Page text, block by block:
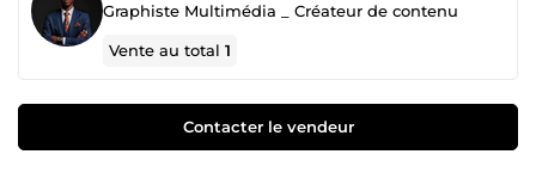
Graphiste Multimédia _ Créateur de contenu
Vente au total1
Contacter le vendeur